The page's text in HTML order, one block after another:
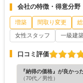
会社の特徴・得意分野
増築 間取り変更
女性スタッフ
一級建
口コミ評価
『納得の価格』が良かっ
（70代／男性）